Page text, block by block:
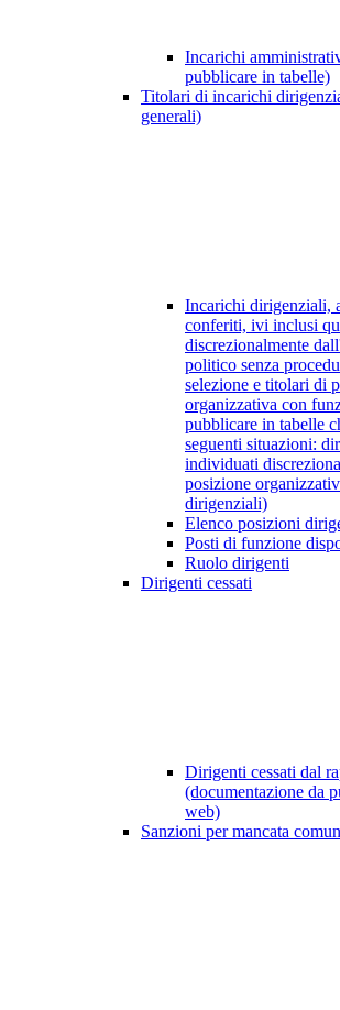
Incarichi
pubblicare in tabelle)
Titolari di incarichi
generali)
Incarichi dirigenziali,
conferiti, ivi inclusi
discrezionalmente
politico senza
selezione e titolari di
organizzativa con
pubblicare in tabelle
seguenti situazioni:
individuati
posizione
dirigenziali)
Elenco posizioni
Posti di funzione
Ruolo dirigenti
Dirigenti cessati
Dirigenti cessati dal
(documentazione da
web)
Sanzioni per mancata